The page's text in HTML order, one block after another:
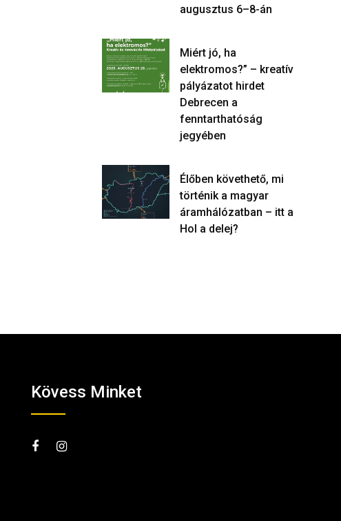
augusztus 6–8-án
Miért jó, ha
elektromos?” – kreatív
pályázatot hirdet
Debrecen a
fenntarthatóság
jegyében
Élőben követhető, mi
történik a magyar
áramhálózatban – itt a
Hol a delej?
Kövess Minket